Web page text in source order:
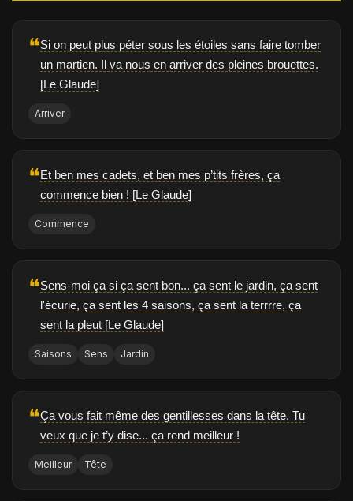
❝Si on peut plus péter sous les étoiles sans faire tomber
un martien. Il va nous en arriver des pleines brouettes.
[Le Glaude]
Arriver
❝Et ben mes cadets, et ben mes p’tits frères, ça
commence bien ! [Le Glaude]
Commence
❝Sens-moi ça si ça sent bon... ça sent le jardin, ça sent
l'écurie, ça sent les 4 saisons, ça sent la terrrre, ça
sent la pleut [Le Glaude]
Saisons Sens Jardin
❝Ça vous fait même des gentillesses dans la tête. Tu
veux que je t’y dise... ça rend meilleur !
Meilleur Tête